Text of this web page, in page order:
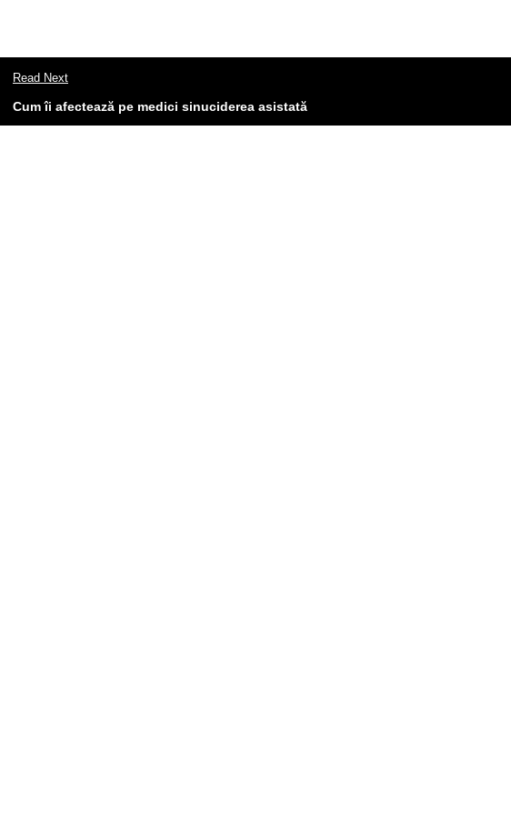
Read Next
Cum îi afectează pe medici sinuciderea asistată